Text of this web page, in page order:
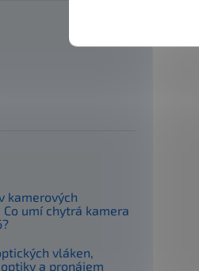
kamerových
umí chytrá kamera
vláken,
a pronájem